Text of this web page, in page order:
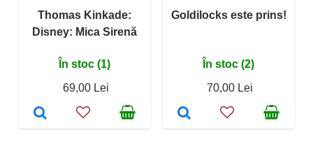
Thomas Kinkade:
Disney: Mica Sirenă
În stoc (1)
69,00 Lei
Goldilocks este prins!
În stoc (2)
70,00 Lei